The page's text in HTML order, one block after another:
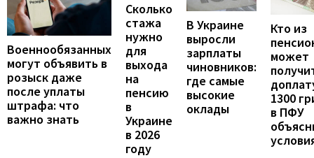
Военнообязанных
могут объявить в
розыск даже
после уплаты
штрафа: что
важно знать
Сколько
стажа
нужно
для
выхода
на
пенсию
в
Украине
в 2026
году
В Украине
выросли
зарплаты
чиновников:
где самые
высокие
оклады
Кто из
может
1300
в ПФУ